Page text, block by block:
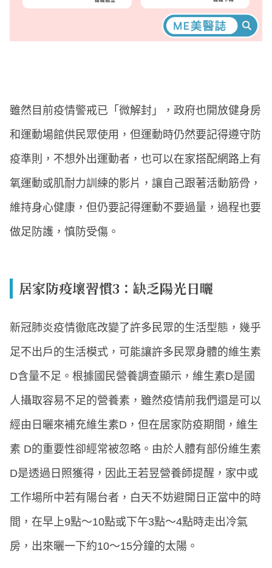
雖然目前疫情警戒已「微解封」，政府也開放健身房
和運動場館供民眾使用，但運動時仍然要記得遵守防
疫準則，不想外出運動者，也可以在家搭配網路上有
氧運動或肌耐力訓練的影片，讓自己跟著活動筋骨，
維持身心健康，但仍要記得運動不要過量，過程也要
做足防護，慎防受傷。
居家防疫壞習慣3：缺乏陽光日曬
新冠肺炎疫情徹底改變了許多民眾的生活型態，幾乎
足不出戶的生活模式，可能讓許多民眾身體的維生素
D含量不足。根據國民營養調查顯示，維生素D是國
人攝取容易不足的營養素，雖然疫情前我們還是可以
經由日曬來補充維生素D，但在居家防疫期間，維生
素 D的重要性卻經常被忽略。由於人體有部份維生素
D是透過日照獲得，因此王若昱營養師提醒，家中或
工作場所中若有陽台者，白天不妨避開日正當中的時
間，在早上9點～10點或下午3點～4點時走出冷氣
房，出來曬一下約10～15分鐘的太陽。